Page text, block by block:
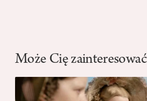
Może Cię zainteresować